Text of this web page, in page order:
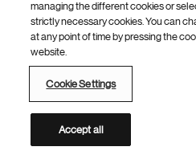
managing the different cookies or
strictly necessary cookies. You can
at any point of time by pressing the
website.
Cookie Settings
Accept all